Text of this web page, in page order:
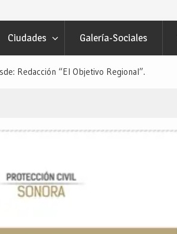
Ciudades Galería-Sociales
Redacción “El Objetivo Regional”.